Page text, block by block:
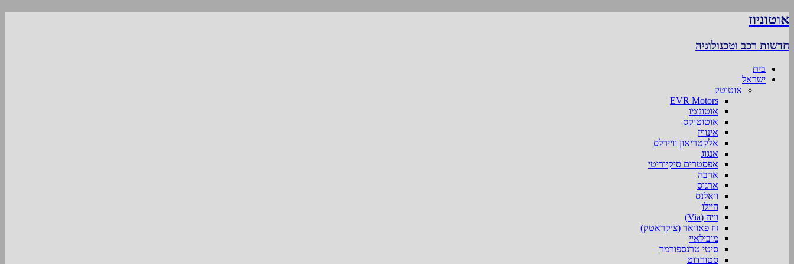
אוטוניוז
חדשות רכב וטכנולוגיה
בית
ישראל
אוטוטק
EVR Motors
אוטונומו
אוטוטוקס
אינוויז
אלקטריאון וויירלס
אנגוג
אפסטרים סיקיוריטי
ארבה
ארגוס
וואלנס
היילו
וויה (Via)
זוז פאוואר (צ׳קראטק)
מובילאיי
סיטי טרנספורמר
סטורדוט